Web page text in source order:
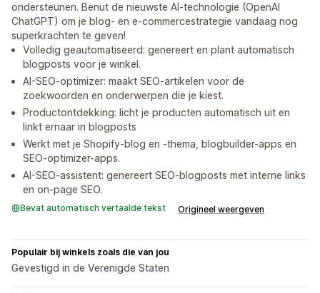
ondersteunen. Benut de nieuwste AI-technologie (OpenAI
ChatGPT) om je blog- en e-commercestrategie vandaag nog
superkrachten te geven!
Volledig geautomatiseerd: genereert en plant automatisch
blogposts voor je winkel.
AI-SEO-optimizer: maakt SEO-artikelen voor de
zoekwoorden en onderwerpen die je kiest.
Productontdekking: licht je producten automatisch uit en
linkt ernaar in blogposts
Werkt met je Shopify-blog en -thema, blogbuilder-apps en
SEO-optimizer-apps.
AI-SEO-assistent: genereert SEO-blogposts met interne links
en on-page SEO.
Bevat automatisch vertaalde tekst Origineel weergeven
Populair bij winkels zoals die van jou
Gevestigd in de Verenigde Staten